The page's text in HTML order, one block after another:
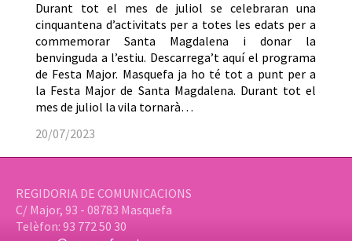
Durant tot el mes de juliol se celebraran una
cinquantena d’activitats per a totes les edats per a
commemorar Santa Magdalena i donar la
benvinguda a l’estiu. Descarrega’t aquí el programa
de Festa Major. Masquefa ja ho té tot a punt per a
la Festa Major de Santa Magdalena. Durant tot el
mes de juliol la vila tornarà…
20/07/2023
REGIDORIA DE COMUNICACIONS
C/ Major, 93 - 08783 Masquefa
Telèfon: 93 772 50 30